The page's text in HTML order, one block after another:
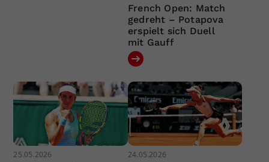
French Open: Match
gedreht – Potapova
erspielt sich Duell
mit Gauff
25.05.2026 24.05.2026